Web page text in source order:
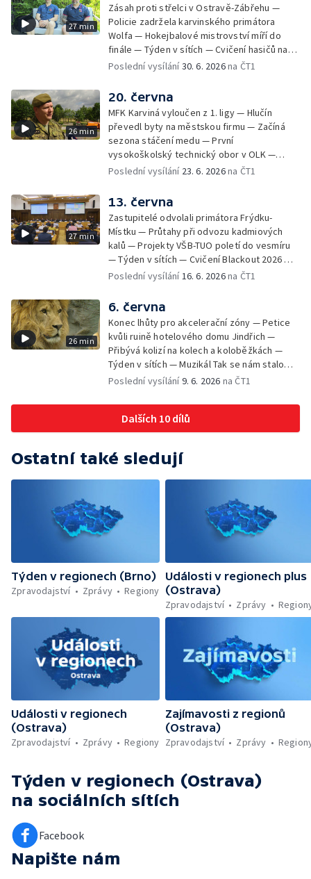
27 min
Zásah proti střelci v Ostravě-Zábřehu —
Policie zadržela karvinského primátora
Wolfa — Hokejbalové mistrovství míří do
finále — Týden v sítích — Cvičení hasičů na
letišti v Mošnově — Od července povinná
Poslední vysílání30. 6. 2026na ČT1
26 min
20. června
MFK Karviná vyloučen z 1. ligy — Hlučín
převedl byty na městskou firmu — Začíná
sezona stáčení medu — První
vysokoškolský technický obor v OLK —
Týden v sítích — Tanky Leopard 2A4
četníka z Liptaňské tragédie
Poslední vysílání 23. 6. 2026na ČT1
27 min
13. června
Zastupitelé odvolali primátora Frýdku-
Místku — Průtahy při odvozu kadmiových
kalů — Projekty VŠB-TUO poletí do vesmíru
— Týden v sítích — Cvičení Blackout 2026 —
Budeme sledovat
Poslední vysílání 16. 6. 2026na ČT1
26 min
6. června
Konec lhůty pro akcelerační zóny — Petice
kvůli ruině hotelového domu Jindřich —
Přibývá kolizí na kolech a koloběžkách —
Týden v sítích — Muzikál Tak se nám stalo
končí — Pěchotní srub otevřen pro
Poslední vysílání9. 6. 2026 na ČT1
Dalších 10 dílů
Ostatní také sledují
Týden v regionech (Brno)
Zpravodajství
Zprávy Regiony
Události v regionech plus
(Ostrava)
Zpravodajství
Zprávy
Události v regionech
(Ostrava)
Zpravodajství
Zprávy Regiony
Zajímavosti z regionů
(Ostrava)
Zpravodajství
Zprávy
Týden v regionech (Ostrava)
na sociálních sítích
Facebook
Napište nám